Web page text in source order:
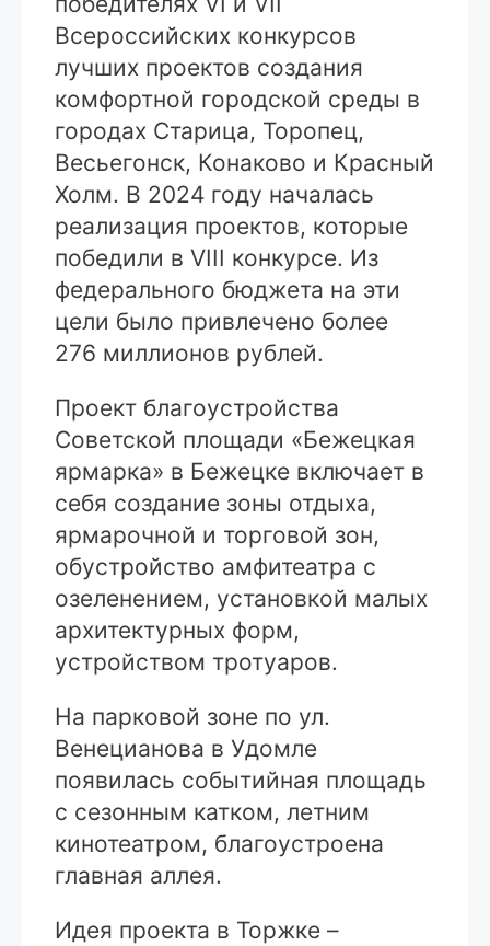
Всероссийских конкурсов
лучших проектов создания
комфортной городской среды в
городах Старица, То­ропец,
Весьегонск, Конаково и Красный
Холм. В 2024 году началась
реализация проектов, которые
победили в VIII конкур­се. Из
федерального бюджета на эти
цели было привлечено более
276 миллионов рублей.
Проект благоустройства
Советской площади «Бежецкая
ярмарка» в Бежецке включает в
себя создание зоны отдыха,
ярмарочной и торговой зон,
обустройство амфитеатра с
озеленением, установкой малых
архитектурных форм,
устройством тротуаров.
На парковой зоне по ул.
Венецианова в Удомле
появилась событийная площадь
с сезонным катком, летним
кинотеатром, благоустроена
главная аллея.
Идея проекта в Торжке –